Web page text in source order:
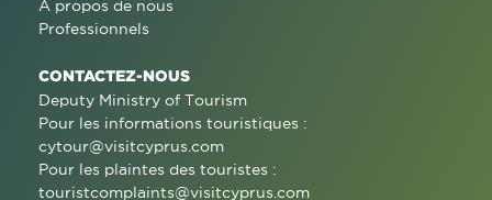
À propos de nous
Professionnels
CONTACTEZ-NOUS
Deputy Ministry of Tourism
Pour les informations touristiques :
cytour@visitcyprus.com
Pour les plaintes des touristes :
touristcomplaints@visitcyprus.com